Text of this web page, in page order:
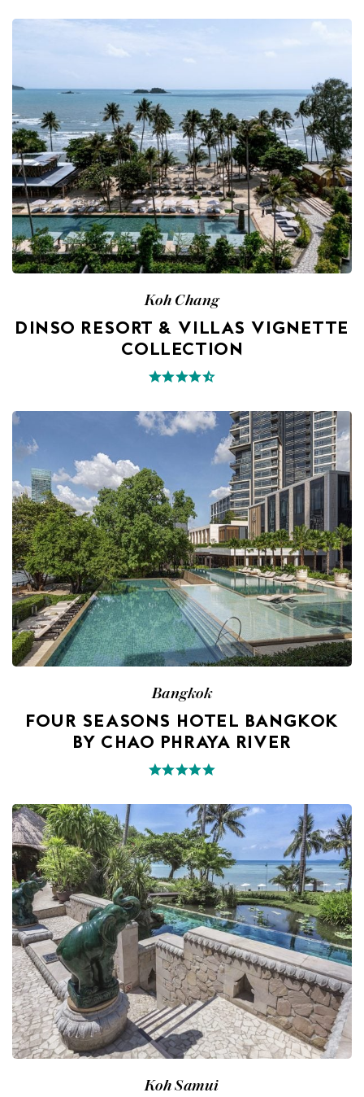
Koh Chang
DINSO RESORT & VILLAS VIGNETTE
COLLECTION
Bangkok
FOUR SEASONS HOTEL BANGKOK
BY CHAO PHRAYA RIVER
Koh Samui